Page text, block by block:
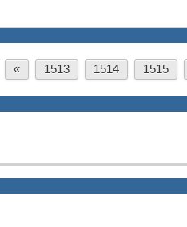
« 1513 1514 1515